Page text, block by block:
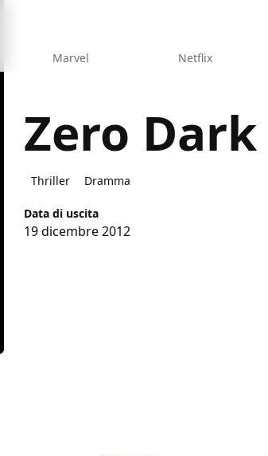
Marvel Netflix
Zero
Thriller Dramma
Data di uscita
19 dicembre 2012